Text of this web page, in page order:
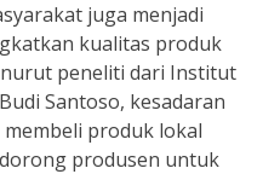
juga menjadi
kualitas produk
peneliti dari Institut
Santoso, kesadaran
produk lokal
produsen untuk